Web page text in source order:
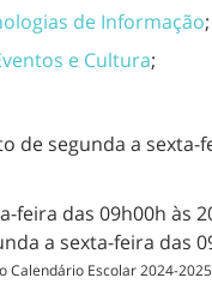
de Informação;
e Cultura;
de segunda a sexta-
feira das 09h00h às
a sexta-feira das
Calendário Escolar 2024-2025